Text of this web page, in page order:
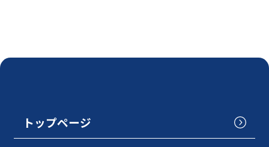
トップページ